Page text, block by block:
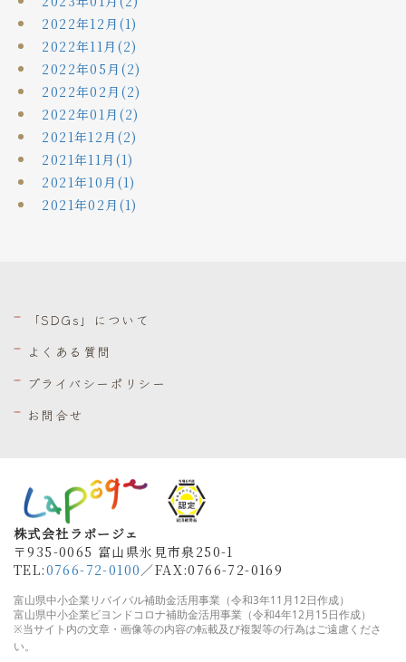
2022年12月(1)
2022年11月(2)
2022年05月(2)
2022年02月(2)
2022年01月(2)
2021年12月(2)
2021年11月(1)
2021年10月(1)
2021年02月(1)
「SDGs」について
よくある質問
プライバシーポリシー
お問合せ
株式会社ラポージェ
〒935-0065 富山県氷見市泉250-1
TEL:0766-72-0100／FAX:0766-72-0169
富山県中小企業リバイバル補助金活用事業（令和3年11月12日作成）
富山県中小企業ビヨンドコロナ補助金活用事業（令和4年12月15日作成）
※当サイト内の文章・画像等の内容の転載及び複製等の行為はご遠慮くださ
い。